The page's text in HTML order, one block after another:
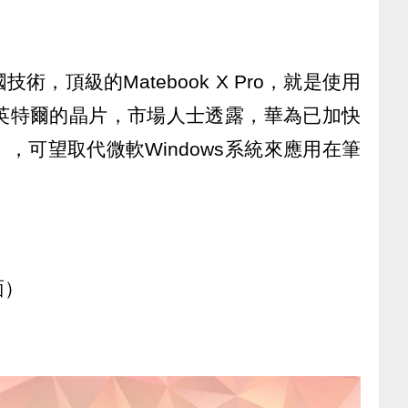
術，頂級的Matebook X Pro，就是使用
特爾的晶片，市場人士透露，華為已加快
可望取代微軟Windows系統來應用在筆